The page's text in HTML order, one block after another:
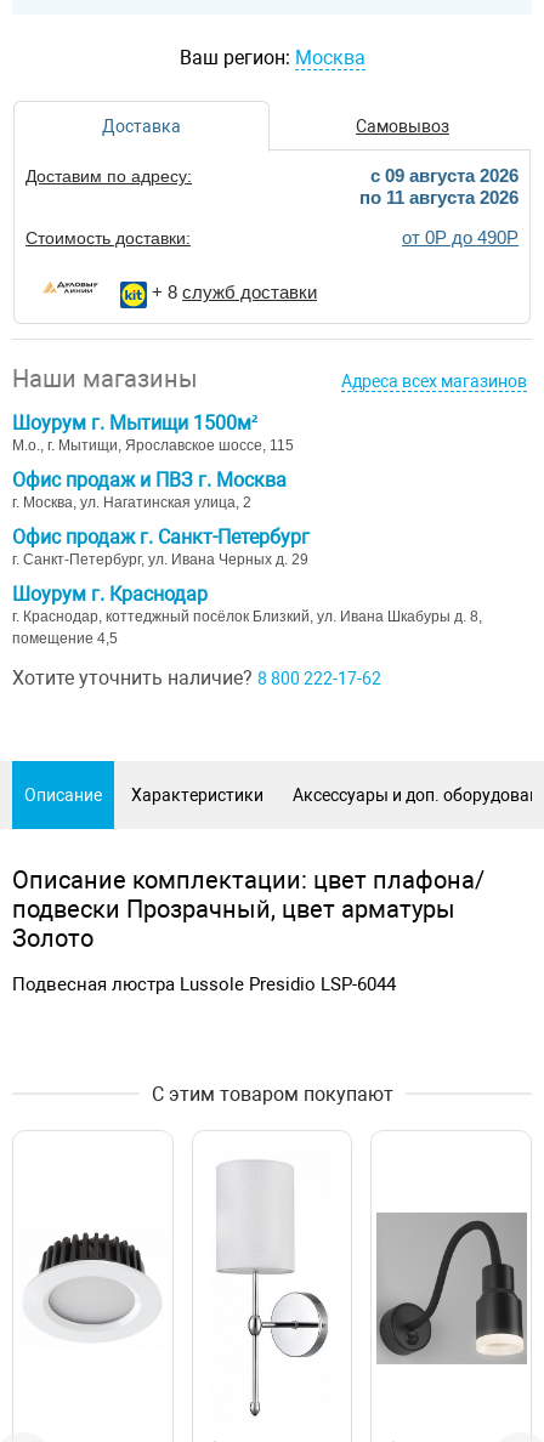
Ваш регион: Москва
Доставка Самовывоз
Доставим по адресу:
c 09 августа 2026
по 11 августа 2026
Стоимость доставки: от 0Р до 490Р
+ 8 служб доставки
Наши магазины Адреса всех магазинов
Шоурум г. Мытищи 1500м²
М.о., г. Мытищи, Ярославское шоссе, 115
Офис продаж и ПВЗ г. Москва
г. Москва, ул. Нагатинская улица, 2
Офис продаж г. Санкт-Петербург
г. Санкт-Петербург, ул. Ивана Черных д. 29
Шоурум г. Краснодар
г. Краснодар, коттеджный посёлок Близкий, ул. Ивана Шкабуры д. 8,
помещение 4,5
Хотите уточнить наличие? 8 800 222-17-62
Описание Характеристики Аксессуары и доп.
Описание комплектации: цвет плафона/
подвески Прозрачный, цвет арматуры
Золото
Подвесная люстра Lussole Presidio LSP-6044
С этим товаром покупают